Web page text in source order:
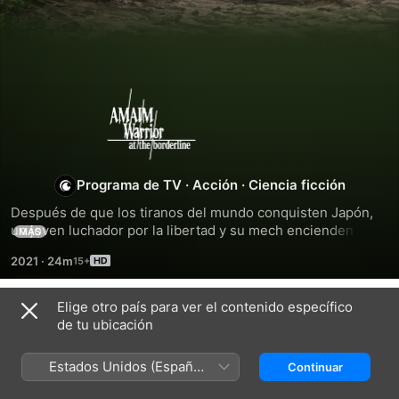
AMAIM
Warrior
at
the
Borderline
Programa de TV · Acción · Ciencia ficción
Después de que los tiranos del mundo conquisten Japón,
un joven luchador por la libertad y su mech encienden las
MÁS
2021 · 24m
Temporada 1
Elige otro país para ver el contenido específico
de tu ubicación
Estados Unidos (Español
México)
Continuar